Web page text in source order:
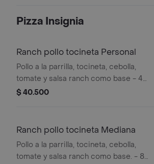
Pizza Insignia
Ranch pollo tocineta Personal
Pollo a la parrilla, tocineta, cebolla,
tomate y salsa ranch como base - 4
porciones. Incluye Salsa de Ajo,
$ 40.500
Ranch pollo tocineta Mediana
Pollo a la parrilla, tocineta, cebolla,
tomate y salsa ranch como base. - 8